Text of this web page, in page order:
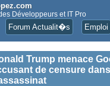
Développeurs et IT Pro
Forum Actualit�s Emploi
Trump menace
de censure